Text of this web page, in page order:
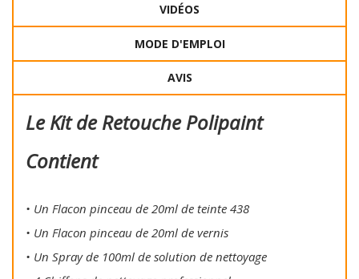
VIDÉOS
MODE D'EMPLOI
AVIS
Le Kit de Retouche Polipaint
Contient
• Un Flacon pinceau de 20ml de teinte 438
• Un Flacon pinceau de 20ml de vernis
• Un Spray de 100ml de solution de nettoyage